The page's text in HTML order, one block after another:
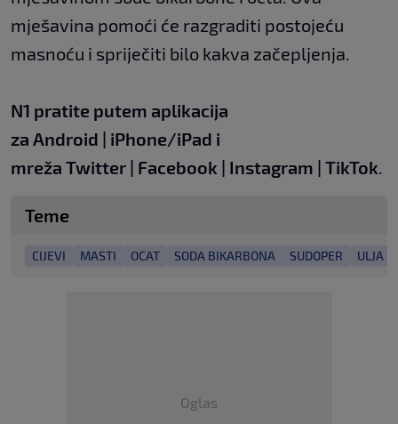
mješavina pomoći će razgraditi postojeću
masnoću i spriječiti bilo kakva začepljenja.
N1 pratite putem aplikacija
za Android | iPhone/iPad i
mreža Twitter | Facebook | Instagram | TikTok.
Teme
CIJEVI MASTI OCAT SODA BIKARBONA SUDOPER ULJA
Oglas